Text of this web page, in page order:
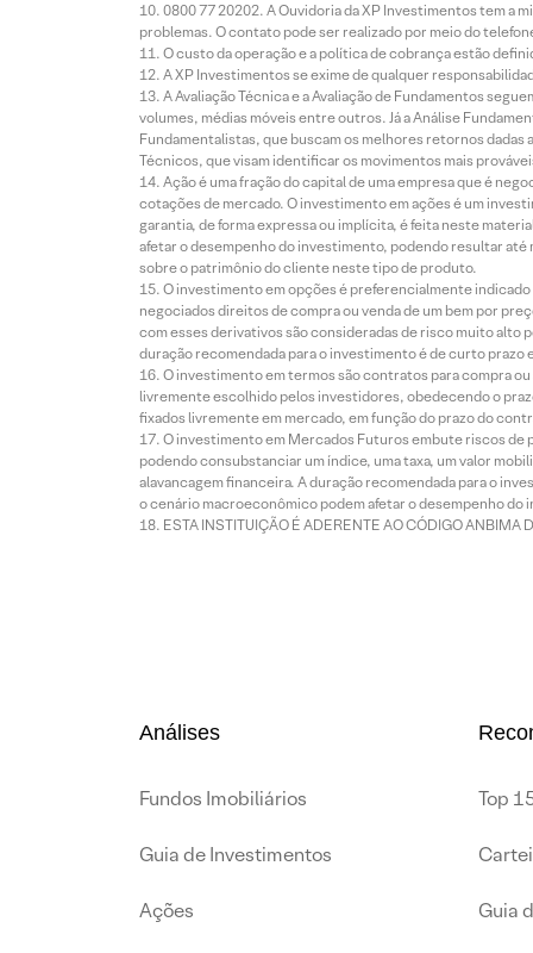
0800 77 20202. A Ouvidoria da XP Investimentos tem a
problemas. O contato pode ser realizado por meio do
O custo da operação e a política de cobrança estão
A XP Investimentos se exime de qualquer
A Avaliação Técnica e a Avaliação de Fundamentos
volumes, médias móveis entre outros. Já a Análise
Fundamentalistas, que buscam os melhores retornos
Técnicos, que visam identificar os movimentos mais
Ação é uma fração do capital de uma empresa que é
cotações de mercado. O investimento em ações é um
garantia, de forma expressa ou implícita, é feita neste
afetar o desempenho do investimento, podendo resultar
sobre o patrimônio do cliente neste tipo de produto.
O investimento em opções é preferencialmente
negociados direitos de compra ou venda de um bem por
com esses derivativos são consideradas de risco muito alto
duração recomendada para o investimento é de curto
O investimento em termos são contratos para compra
livremente escolhido pelos investidores, obedecendo o
fixados livremente em mercado, em função do prazo do
O investimento em Mercados Futuros embute riscos
podendo consubstanciar um índice, uma taxa, um valor
alavancagem financeira. A duração recomendada para o
o cenário macroeconômico podem afetar o desempenho do
ESTA INSTITUIÇÃO É ADERENTE AO CÓDIGO ANBIMA
Análises
Fundos Imobiliários
Guia de Investimentos
Ações
Top
Guia